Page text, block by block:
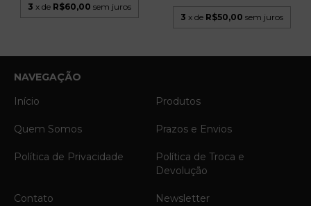
3 x de R$60,00 sem juros
3 x de R$50,00 sem juros
NAVEGAÇÃO
Início
Produtos
Quem Somos Prazos e Envios
Política de Privacidade
Política de Troca e
Devolução
Contato Newsletter